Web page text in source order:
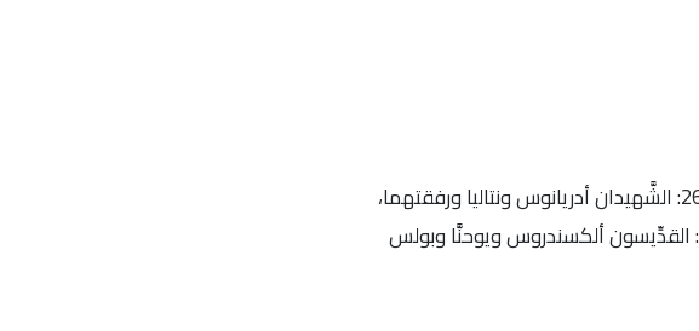
24: الشَّهيد في الكهنة إفتيشيس، قزما الإيتوليّ، 25: عودة جسد برثلماوس الرَّسول، الرَّسول تيطس، 26: الشَّهيدان أدريانوس ونتاليا ورفقتهما،
27: البارّ بيمن، الشَّهيد فانوريوس، 28: البارّ موسى الحبشيّ، 29: قطع رأس يوحنَّا المعمدان (صوم)، 30: القدِّيسون ألكسندروس ويوحنَّا وبولس